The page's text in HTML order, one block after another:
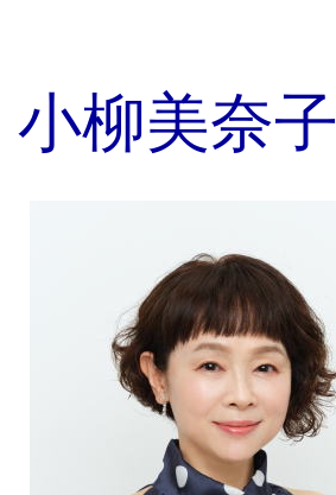
小柳美奈子